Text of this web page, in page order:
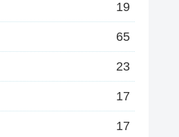
19
65
23
17
17